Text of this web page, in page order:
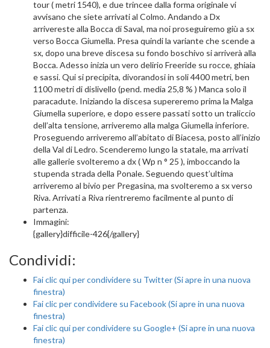
tour ( metri 1540), e due trincee dalla forma originale vi
avvisano che siete arrivati al Colmo. Andando a Dx
arrivereste alla Bocca di Saval, ma noi proseguiremo giù a sx
verso Bocca Giumella. Presa quindi la variante che scende a
sx, dopo una breve discesa su fondo boschivo si arriverà alla
Bocca. Adesso inizia un vero delirio Freeride su rocce, ghiaia
e sassi. Qui si precipita, divorandosi in soli 4400 metri, ben
1100 metri di dislivello (pend. media 25,8 % ) Manca solo il
paracadute. Iniziando la discesa supereremo prima la Malga
Giumella superiore, e dopo essere passati sotto un traliccio
dell’alta tensione, arriveremo alla malga Giumella inferiore.
Proseguendo arriveremo all’abitato di Biacesa, posto all’inizio
della Val di Ledro. Scenderemo lungo la statale, ma arrivati
alle gallerie svolteremo a dx ( Wp n ° 25 ), imboccando la
stupenda strada della Ponale. Seguendo quest’ultima
arriveremo al bivio per Pregasina, ma svolteremo a sx verso
Riva. Arrivati a Riva rientreremo facilmente al punto di
partenza.
Immagini:
{gallery}difficile-426{/gallery}
Condividi:
Fai clic qui per condividere su Twitter (Si apre in una nuova
finestra)
Fai clic per condividere su Facebook (Si apre in una nuova
finestra)
Fai clic qui per condividere su Google+ (Si apre in una nuova
finestra)